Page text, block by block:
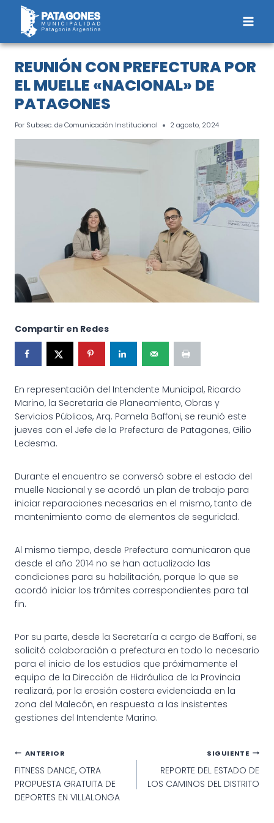
Saltar
contenido
REUNIÓN CON PREFECTURA POR
EL MUELLE «NACIONAL» DE
PATAGONES
Por Subsec. de Comunicación Institucional 2 agosto, 2024
Compartir en Redes
En representación del Intendente Municipal, Ricardo
Marino, la Secretaria de Planeamiento, Obras y
Servicios Públicos, Arq. Pamela Baffoni, se reunió este
jueves con el Jefe de la Prefectura de Patagones, Gilio
Ledesma.
Durante el encuentro se conversó sobre el estado del
muelle Nacional y se acordó un plan de trabajo para
iniciar reparaciones necesarias en el mismo, tanto de
mantenimiento como de elementos de seguridad.
Al mismo tiempo, desde Prefectura comunicaron que
desde el año 2014 no se han actualizado las
condiciones para su habilitación, porque lo que se
acordó iniciar los trámites correspondientes para tal
fin.
Por su parte, desde la Secretaría a cargo de Baffoni, se
solicitó colaboración a prefectura en todo lo necesario
para el inicio de los estudios que próximamente el
equipo de la Dirección de Hidráulica de la Provincia
realizará, por la erosión costera evidenciada en la
zona del Malecón, en respuesta a las insistentes
gestiones del Intendente Marino.
Navegación
de
entradas
ANTERIOR
FITNESS DANCE, OTRA
PROPUESTA GRATUITA DE
DEPORTES EN VILLALONGA
SIGUIENTE
REPORTE DEL ESTADO DE
LOS CAMINOS DEL DISTRITO